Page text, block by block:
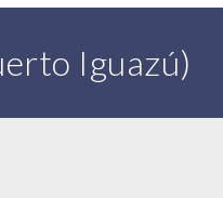
Iguazú)